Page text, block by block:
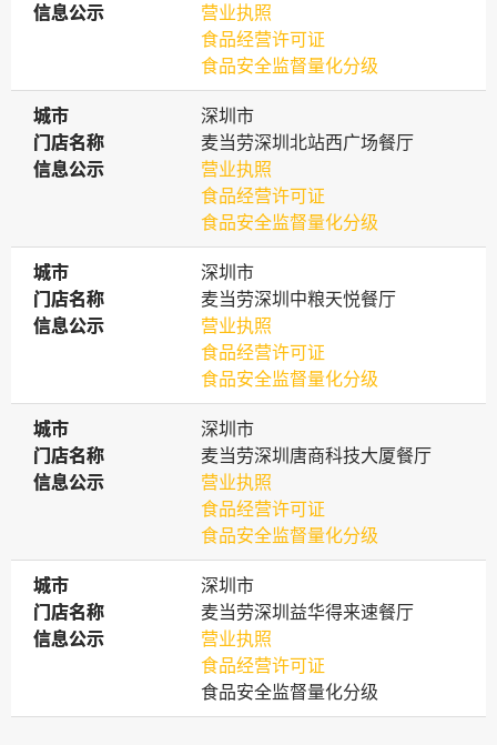
信息公示
信息公示
营业执照
食品经营许可证
食品安全监督量化分级
城市
城市
深圳市
门店名称
门店名称
麦当劳深圳北站西广场餐厅
信息公示
信息公示
营业执照
食品经营许可证
食品安全监督量化分级
城市
城市
深圳市
门店名称
门店名称
麦当劳深圳中粮天悦餐厅
信息公示
信息公示
营业执照
食品经营许可证
食品安全监督量化分级
城市
城市
深圳市
门店名称
门店名称
麦当劳深圳唐商科技大厦餐厅
信息公示
信息公示
营业执照
食品经营许可证
食品安全监督量化分级
城市
城市
深圳市
门店名称
门店名称
麦当劳深圳益华得来速餐厅
信息公示
信息公示
营业执照
食品经营许可证
食品安全监督量化分级